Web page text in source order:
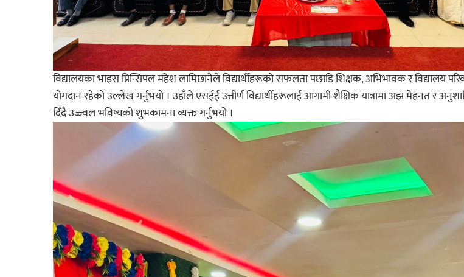
विद्यालयका भाइस प्रिन्सिपल महेश लामिछानेले विद्यार्थीहरूको सफलता पछाडि शिक्षक, अभिभावक र विद्यालय
योगदान रहेको उल्लेख गर्नुभयो । उहाँले एसईई उत्तीर्ण विद्यार्थीहरूलाई आगामी शैक्षिक यात्रामा अझ मेहनत र
दिँदै उज्ज्वल भविष्यको शुभकामना व्यक्त गर्नुभयो ।